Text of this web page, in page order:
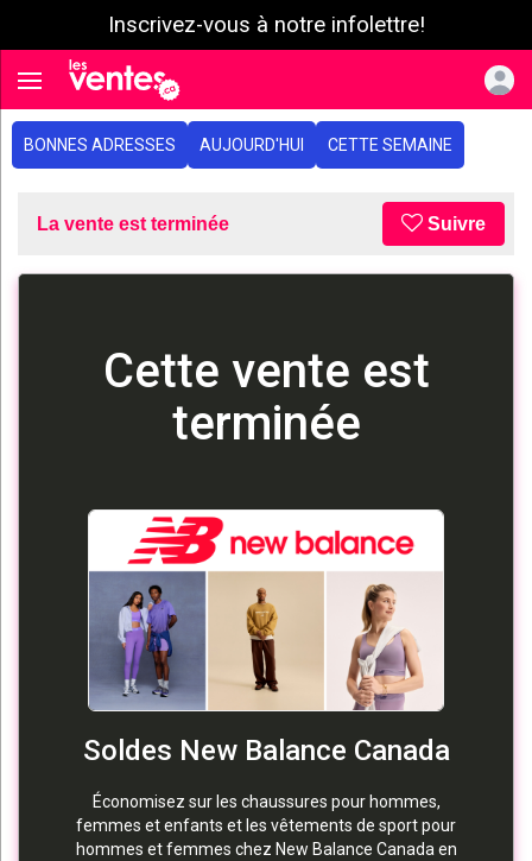
Inscrivez-vous à notre infolettre!
Toggle navigation
BONNES ADRESSES AUJOURD'HUI CETTE SEMAINE
La vente est terminée Suivre
Cette vente est
terminée
Soldes New Balance Canada
Économisez sur les chaussures pour hommes,
femmes et enfants et les vêtements de sport pour
hommes et femmes chez New Balance Canada en